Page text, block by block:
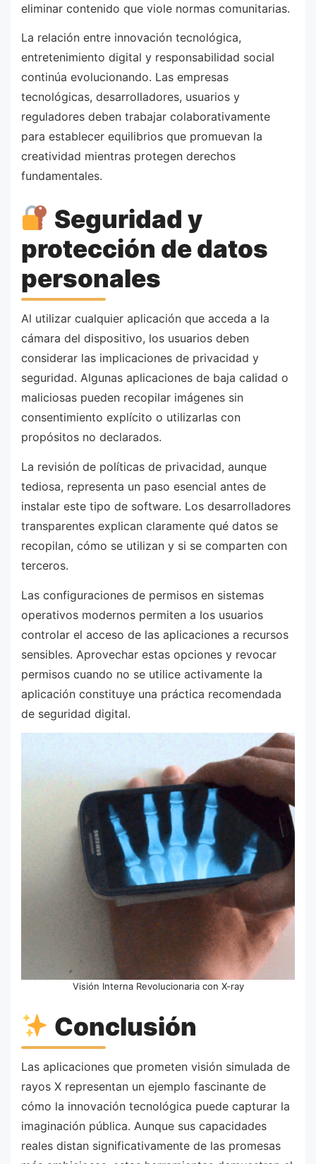
eliminar contenido que viole normas comunitarias.
La relación entre innovación tecnológica,
entretenimiento digital y responsabilidad social
continúa evolucionando. Las empresas
tecnológicas, desarrolladores, usuarios y
reguladores deben trabajar colaborativamente
para establecer equilibrios que promuevan la
creatividad mientras protegen derechos
fundamentales.
Seguridad y
protección de datos
personales
Al utilizar cualquier aplicación que acceda a la
cámara del dispositivo, los usuarios deben
considerar las implicaciones de privacidad y
seguridad. Algunas aplicaciones de baja calidad o
maliciosas pueden recopilar imágenes sin
consentimiento explícito o utilizarlas con
propósitos no declarados.
La revisión de políticas de privacidad, aunque
tediosa, representa un paso esencial antes de
instalar este tipo de software. Los desarrolladores
transparentes explican claramente qué datos se
recopilan, cómo se utilizan y si se comparten con
terceros.
Las configuraciones de permisos en sistemas
operativos modernos permiten a los usuarios
controlar el acceso de las aplicaciones a recursos
sensibles. Aprovechar estas opciones y revocar
permisos cuando no se utilice activamente la
aplicación constituye una práctica recomendada
de seguridad digital.
Visión Interna Revolucionaria con X-ray
Conclusión
Las aplicaciones que prometen visión simulada de
rayos X representan un ejemplo fascinante de
cómo la innovación tecnológica puede capturar la
imaginación pública. Aunque sus capacidades
reales distan significativamente de las promesas